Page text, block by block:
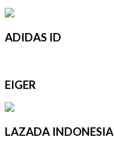
ADIDAS ID
EIGER
LAZADA INDONESIA